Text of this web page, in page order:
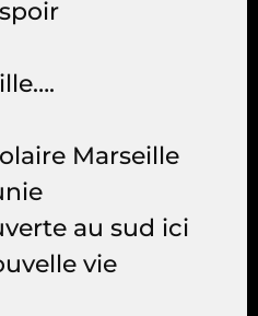
Marseille
au sud ici
vie